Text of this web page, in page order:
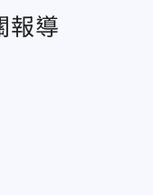
報導